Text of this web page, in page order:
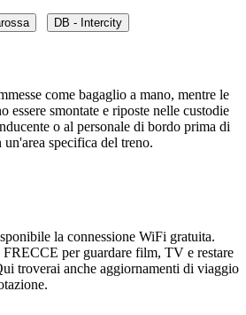
DB - Intercity
come bagaglio a mano, mentre le
essere smontate e riposte nelle custodie
o al personale di bordo prima di
specifica del treno.
la connessione WiFi gratuita.
per guardare film, TV e restare
troverai anche aggiornamenti di viaggio